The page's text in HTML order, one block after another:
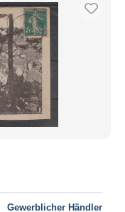
Gewerblicher Händler